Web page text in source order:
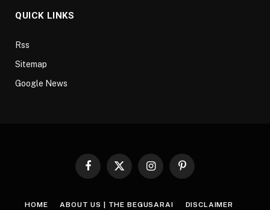
QUICK LINKS
Rss
Sitemap
Google News
Facebook
X
InstagramPinterest
HOME ABOUT US | THE BEGUSARAI DISCLAIMER